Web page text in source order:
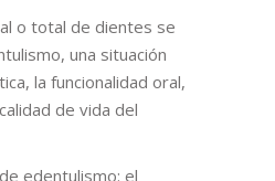
o total de dientes se
una situación
la funcionalidad oral,
de vida del
edentulismo: el